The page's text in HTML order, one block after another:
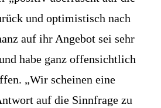
und opti­mistisch nach
auf ihr Angebot sei sehr
habe ganz offen­sichtlich
„Wir scheinen eine
auf die Sinn­frage zu